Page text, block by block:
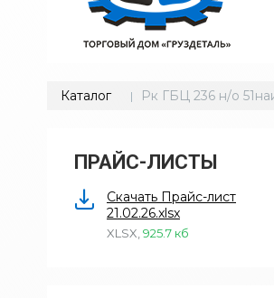
Каталог Рк ГБЦ 236 н/о
ПРАЙС-ЛИСТЫ
Скачать Прайс-лист
21.02.26.xlsx
XLSX 925.7 кб